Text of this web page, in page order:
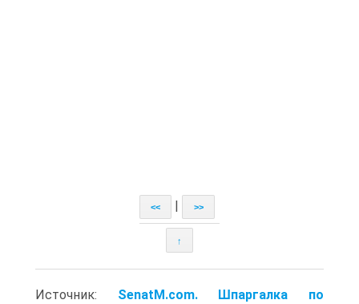
<< >>
↑
Источник: SenatM.com. Шпаргалка по